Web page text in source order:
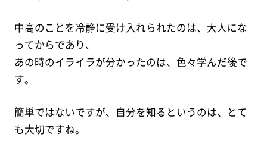
中高のことを冷静に受け入れられたのは、大人にな
ってからであり、
あの時のイライラが分かったのは、色々学んだ後で
す。
簡単ではないですが、自分を知るというのは、とて
も大切ですね。